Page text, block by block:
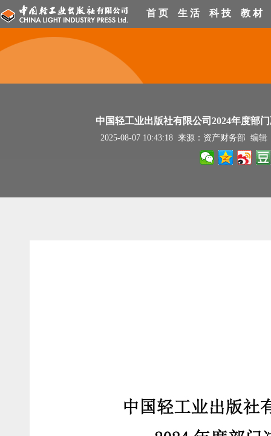
首 页 生 活 科 技 教 材
中国轻工业出版社有限公司2024年度部
2025-08-07 10:43:18 来源：资产财务部 编辑